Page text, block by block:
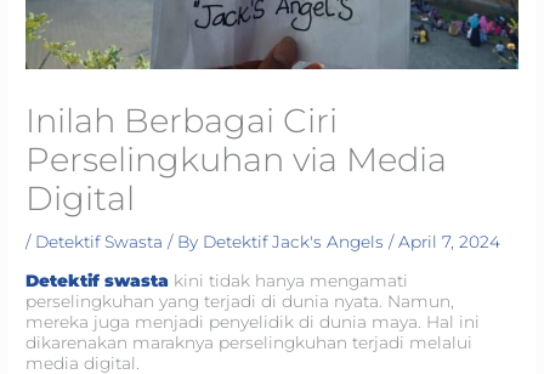
Inilah Berbagai Ciri
Perselingkuhan via Media
Digital
/ Detektif Swasta / By Detektif Jack's Angels/April 7, 2024
Detektif swasta kini tidak hanya mengamati
perselingkuhan yang terjadi di dunia nyata. Namun,
mereka juga menjadi penyelidik di dunia maya. Hal ini
dikarenakan maraknya perselingkuhan terjadi melalui
media digital.